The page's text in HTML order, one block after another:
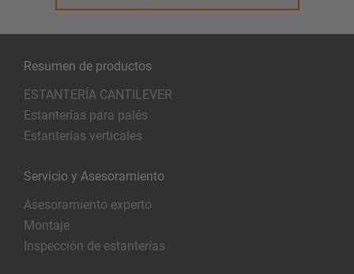
Resumen de productos
ESTANTERÍA CANTILEVER
Estanterías para palés
Estanterías verticales
Servicio y Asesoramiento
Asesoramiento experto
Montaje
Inspección de estanterías